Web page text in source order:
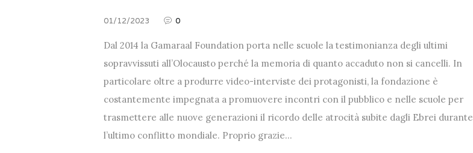
01/12/2023 0
Dal 2014 la Gamaraal Foundation porta nelle scuole la testimonianza degli ultimi
sopravvissuti all’Olocausto perché la memoria di quanto accaduto non si cancelli. In
particolare oltre a produrre video-interviste dei protagonisti, la fondazione è
costantemente impegnata a promuovere incontri con il pubblico e nelle scuole per
trasmettere alle nuove generazioni il ricordo delle atrocità subite dagli Ebrei durante
l’ultimo conflitto mondiale. Proprio grazie…